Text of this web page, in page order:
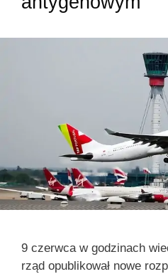
9 czerwca w godzinach
rząd opublikował nowe